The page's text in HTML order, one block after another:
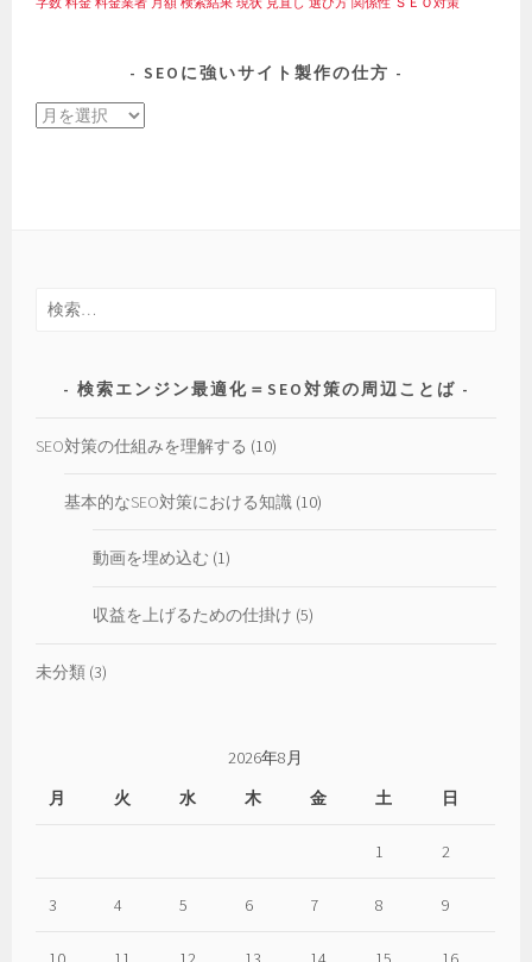
字数 料金 料金業者 月額 検索結果 現状 見直し 選び方 関係性 ＳＥＯ対策
SEOに強いサイト製作の仕方
SEO
製
検
検索エンジン最適化＝SEO対策の周辺ことば
SEO対策の仕組みを理解する (10)
基本的なSEO対策における知識 (10)
動画を埋め込む (1)
収益を上げるための仕掛け (5)
未分類 (3)
2026年8月
月
火 水 木 金 土 日
1 2
3 4 5 6 7 8 9